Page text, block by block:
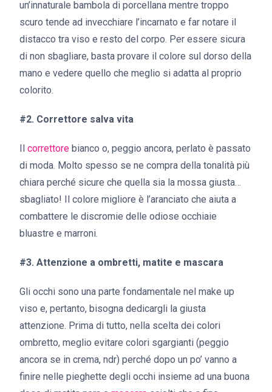
un’innaturale bambola di porcellana mentre troppo
scuro tende ad invecchiare l’incarnato e far notare il
distacco tra viso e resto del corpo. Per essere sicura
di non sbagliare, basta provare il colore sul dorso della
mano e vedere quello che meglio si adatta al proprio
colorito.
#2. Correttore salva vita
Il correttore bianco o, peggio ancora, perlato è passato
di moda. Molto spesso se ne compra della tonalità più
chiara perché sicure che quella sia la mossa giusta…
sbagliato! Il colore migliore è l’aranciato che aiuta a
combattere le discromie delle odiose occhiaie
bluastre e marroni.
#3. Attenzione a ombretti, matite e mascara
Gli occhi sono una parte fondamentale nel make up
viso e, pertanto, bisogna dedicargli la giusta
attenzione. Prima di tutto, nella scelta dei colori
ombretto, meglio evitare colori sgargianti (peggio
ancora se in crema, ndr) perché dopo un po’ vanno a
finire nelle pieghette degli occhi insieme ad una buona